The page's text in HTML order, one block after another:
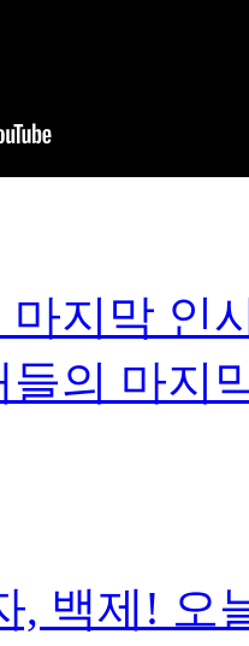
마지막 인
들의 마지
, 백제! 오